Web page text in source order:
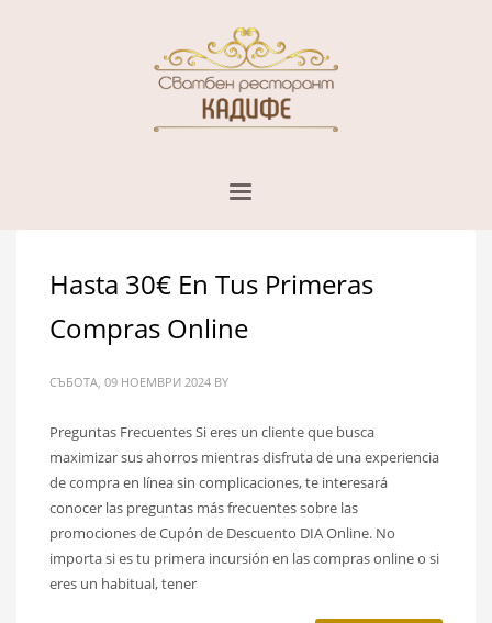
Hasta 30€ En Tus Primeras
Compras Online
СЪБОТА, 09 НОЕМВРИ 2024 BY
Preguntas Frecuentes Si eres un cliente que busca
maximizar sus ahorros mientras disfruta de una experiencia
de compra en línea sin complicaciones, te interesará
conocer las preguntas más frecuentes sobre las
promociones de Cupón de Descuento DIA Online. No
importa si es tu primera incursión en las compras online o si
eres un habitual, tener